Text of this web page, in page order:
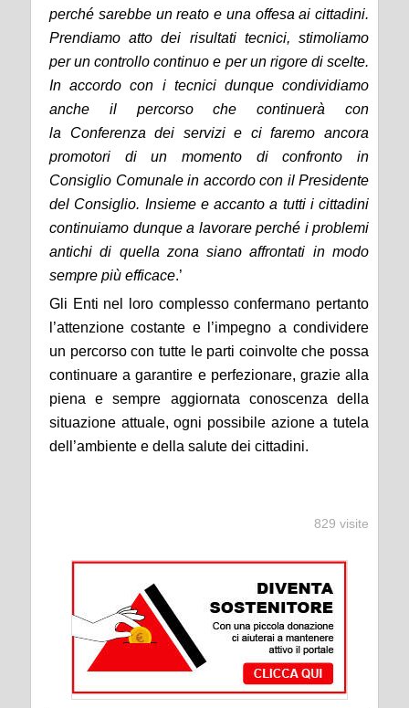
perché sarebbe un reato e una offesa ai cittadini.
Prendiamo atto dei risultati tecnici, stimoliamo
per un controllo continuo e per un rigore di scelte.
In accordo con i tecnici dunque condividiamo
anche il percorso che continuerà con
la Conferenza dei servizi e ci faremo ancora
promotori di un momento di confronto in
Consiglio Comunale in accordo con il Presidente
del Consiglio. Insieme e accanto a tutti i cittadini
continuiamo dunque a lavorare perché i problemi
antichi di quella zona siano affrontati in modo
sempre più efficace.’
Gli Enti nel loro complesso confermano pertanto
l’attenzione costante e l’impegno a condividere
un percorso con tutte le parti coinvolte che possa
continuare a garantire e perfezionare, grazie alla
piena e sempre aggiornata conoscenza della
situazione attuale, ogni possibile azione a tutela
dell’ambiente e della salute dei cittadini.
829 visite